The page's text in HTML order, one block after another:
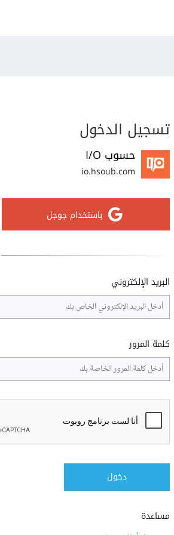
تسجيل الدخول
حسوب I/O
io.hsoub.com
باستخدام جوجل
البريد الإلكتروني
كلمة المرور
دخول
مساعدة